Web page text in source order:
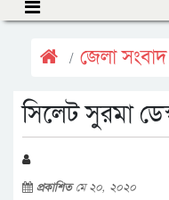
জেলা সংবাদ
সিলেট সুরমা
প্রকাশিতমে ২০, ২০২০